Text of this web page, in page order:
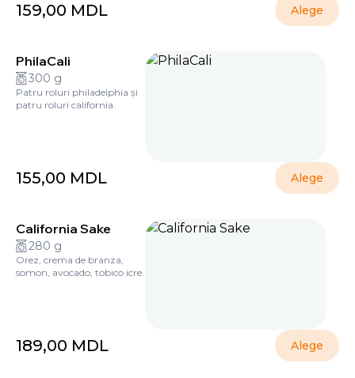
159,00 MDL Alege
PhilaCali
300 g
Patru roluri philadelphia și
patru roluri california.
155,00 MDL Alege
California Sake
280 g
Orez, crema de branza,
somon, avocado, tobico icre.
189,00 MDL Alege